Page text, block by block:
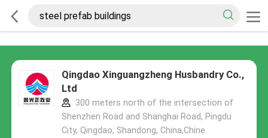
Qingdao Xinguangzheng Husbandry Co.,
Ltd
300 meters north of the intersection of
Shenzhen Road and Shanghai Road, Pingdu
City, Qingdao, Shandong, China,Chine